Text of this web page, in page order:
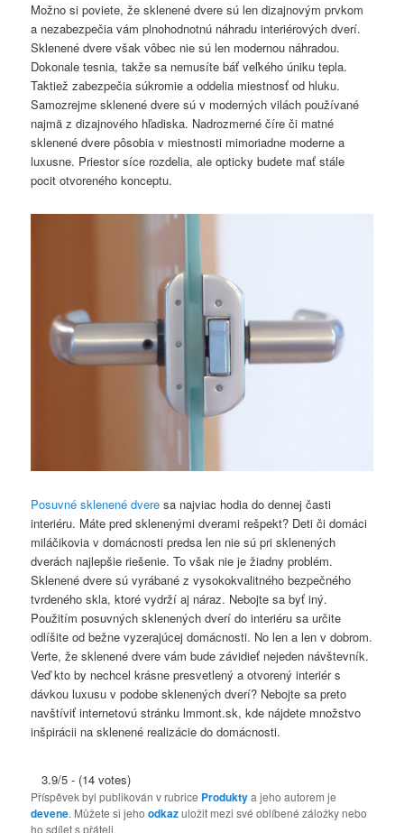
Možno si poviete, že sklenené dvere sú len dizajnovým prvkom
a nezabezpečia vám plnohodnotnú náhradu interiérových dverí.
Sklenené dvere však vôbec nie sú len modernou náhradou.
Dokonale tesnia, takže sa nemusíte báť veľkého úniku tepla.
Taktiež zabezpečia súkromie a oddelia miestnosť od hluku.
Samozrejme sklenené dvere sú v moderných vilách používané
najmä z dizajnového hľadiska. Nadrozmerné číre či matné
sklenené dvere pôsobia v miestnosti mimoriadne moderne a
luxusne. Priestor síce rozdelia, ale opticky budete mať stále
pocit otvoreného konceptu.
Posuvné sklenené dvere sa najviac hodia do dennej časti
interiéru. Máte pred sklenenými dverami rešpekt? Deti či domáci
miláčikovia v domácnosti predsa len nie sú pri sklenených
dverách najlepšie riešenie. To však nie je žiadny problém.
Sklenené dvere sú vyrábané z vysokokvalitného bezpečného
tvrdeného skla, ktoré vydrží aj náraz. Nebojte sa byť iný.
Použitím posuvných sklenených dverí do interiéru sa určite
odlíšite od bežne vyzerajúcej domácnosti. No len a len v dobrom.
Verte, že sklenené dvere vám bude závidieť nejeden návštevník.
Veď kto by nechcel krásne presvetlený a otvorený interiér s
dávkou luxusu v podobe sklenených dverí? Nebojte sa preto
navštíviť internetovú stránku lmmont.sk, kde nájdete množstvo
inšpirácii na sklenené realizácie do domácnosti.
3.9/5 - (14 votes)
Příspěvek byl publikován v rubrice Produktya jeho autorem je
devene. Můžete si jehoodkazuložit mezi své oblíbené záložky nebo
ho sdílet s přáteli.